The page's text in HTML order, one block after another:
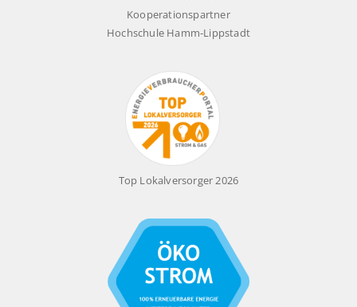
Kooperationspartner
Hochschule Hamm-Lippstadt
Top Lokalversorger 2026